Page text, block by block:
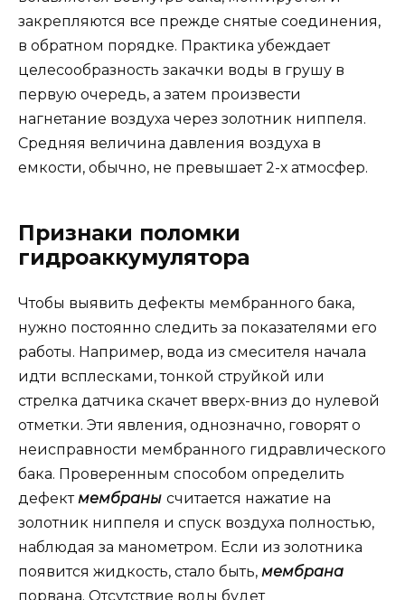
закрепляются все прежде снятые соединения,
в обратном порядке. Практика убеждает
целесообразность закачки воды в грушу в
первую очередь, а затем произвести
нагнетание воздуха через золотник ниппеля.
Средняя величина давления воздуха в
емкости, обычно, не превышает 2-х атмосфер.
Признаки поломки
гидроаккумулятора
Чтобы выявить дефекты мембранного бака,
нужно постоянно следить за показателями его
работы. Например, вода из смесителя начала
идти всплесками, тонкой струйкой или
стрелка датчика скачет вверх-вниз до нулевой
отметки. Эти явления, однозначно, говорят о
неисправности мембранного гидравлического
бака. Проверенным способом определить
дефектмембраны считается нажатие на
золотник ниппеля и спуск воздуха полностью,
наблюдая за манометром. Если из золотника
появится жидкость, стало быть, мембрана
порвана. Отсутствие воды будет